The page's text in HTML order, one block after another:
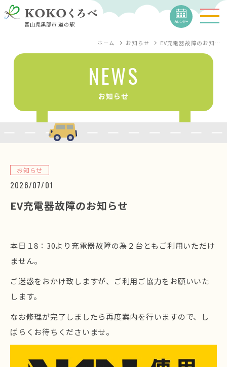
富山県黒部市 道の駅 カレンダー
NEWS
お知らせ
ホーム お知らせ EV充電器故障のお知…
お知らせ
2026/07/01
EV充電器故障のお知らせ
本日１8：30より充電器故障の為２台ともご利用いただけ
ません。
ご迷惑をおかけ致しますが、ご利用ご協力をお願いいた
します。
なお修理が完了しましたら再度案内を行いますので、し
ばらくお待ちくださいませ。